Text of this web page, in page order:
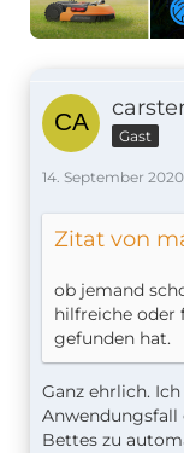
Gast
14. September 2020
Zitat von
ob jemand
hilfreiche oder
gefunden hat.
Ganz ehrlich.
Anwendungsfall
Bettes zu